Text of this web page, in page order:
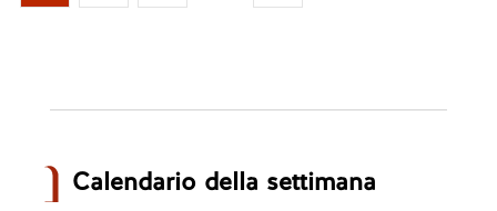
Calendario della settimana